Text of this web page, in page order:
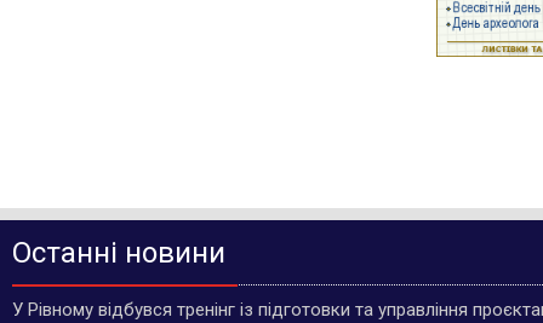
Останні новини
У Рівному відбувся тренінг із підготовки та управління